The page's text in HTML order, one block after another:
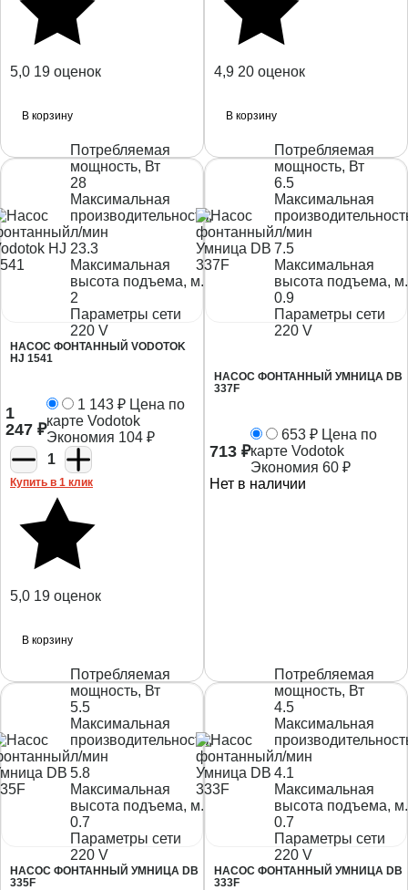
5,0 19 оценок
В корзину
4,9 20 оценок
В корзину
Потребляемая
мощность, Вт
28
Максимальная
производительность,
л/мин
23.3
Максимальная
высота подъема, м.
2
Параметры сети
220 V
НАСОС ФОНТАННЫЙ VODOTOK
HJ 1541
1
247 ₽
1 143 ₽ Цена по
карте Vodotok
Экономия 104 ₽
1
Купить в 1 клик
5,0 19 оценок
В корзину
Потребляемая
мощность, Вт
6.5
Максимальная
л/мин
7.5
Максимальная
высота подъема, м.
0.9
Параметры сети
220 V
НАСОС ФОНТАННЫЙ УМНИЦА DB
337F
713 ₽
653 ₽ Цена по
карте Vodotok
Экономия 60 ₽
Нет в наличии
Потребляемая
мощность, Вт
5.5
Максимальная
производительность,
л/мин
5.8
Максимальная
высота подъема, м.
0.7
Параметры сети
220 V
НАСОС ФОНТАННЫЙ УМНИЦА DB
335F
Потребляемая
мощность, Вт
4.5
Максимальная
л/мин
4.1
Максимальная
высота подъема, м.
0.7
Параметры сети
220 V
НАСОС ФОНТАННЫЙ УМНИЦА DB
333F